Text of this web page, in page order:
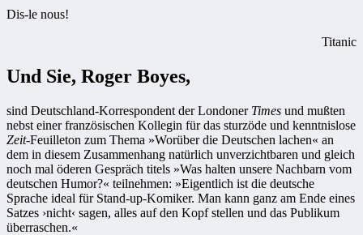
Dis-le nous!
Titanic
Und Sie, Roger Boyes,
sind Deutschland-Korrespondent der Londoner Times und mußten
nebst einer französischen Kollegin für das sturzöde und kenntnislose
Zeit-Feuilleton zum Thema »Worüber die Deutschen lachen« an
dem in diesem Zusammenhang natürlich unverzichtbaren und gleich
noch mal öderen Gespräch titels »Was halten unsere Nachbarn vom
deutschen Humor?« teilnehmen: »Eigentlich ist die deutsche
Sprache ideal für Stand-up-Komiker. Man kann ganz am Ende eines
Satzes ›nicht‹ sagen, alles auf den Kopf stellen und das Publikum
überraschen.«